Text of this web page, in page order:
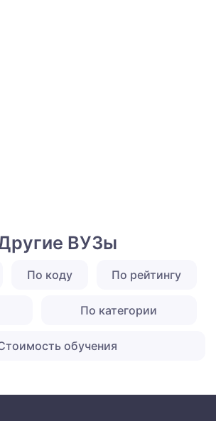
ВУЗы
По коду По рейтингу
По категории
обучения